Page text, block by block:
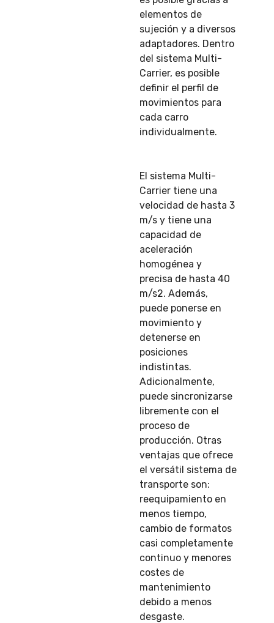
elementos de
sujeción y a diversos
adaptadores. Dentro
del sistema Multi-
Carrier, es posible
definir el perfil de
movimientos para
cada carro
individualmente.
El sistema Multi-
Carrier tiene una
velocidad de hasta 3
m/s y tiene una
capacidad de
aceleración
homogénea y
precisa de hasta 40
m/s2. Además,
puede ponerse en
movimiento y
detenerse en
posiciones
indistintas.
Adicionalmente,
puede sincronizarse
libremente con el
proceso de
producción. Otras
ventajas que ofrece
el versátil sistema de
transporte son:
reequipamiento en
menos tiempo,
cambio de formatos
casi completamente
continuo y menores
costes de
mantenimiento
debido a menos
desgaste.